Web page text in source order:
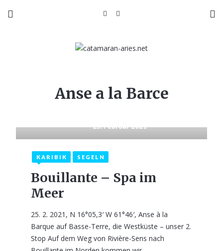
Anse a la Barce
25. Februar 2021
KARIBIK SEGELN
Bouillante – Spa im
Meer
25. 2. 2021, N 16°05,3′ W 61°46′, Anse à la
Barque auf Basse-Terre, die Westküste – unser 2.
Stop Auf dem Weg von Rivière-Sens nach